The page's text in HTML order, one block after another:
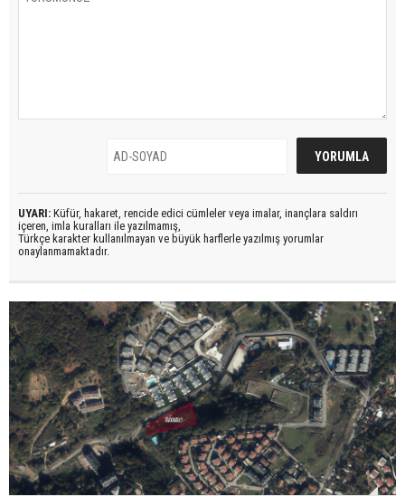
UYARI: Küfür, hakaret, rencide edici cümleler veya imalar, inançlara saldırı
içeren, imla kuralları ile yazılmamış,
Türkçe karakter kullanılmayan ve büyük harflerle yazılmış yorumlar
onaylanmamaktadır.